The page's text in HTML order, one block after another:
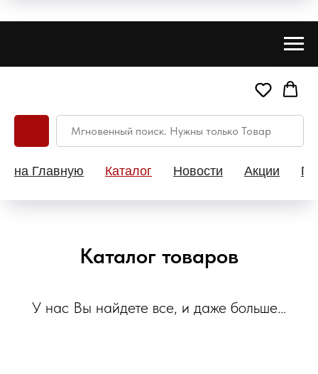
на Главную Каталог Новости Акции
Каталог товаров
У нас Вы найдете все, и даже больше...